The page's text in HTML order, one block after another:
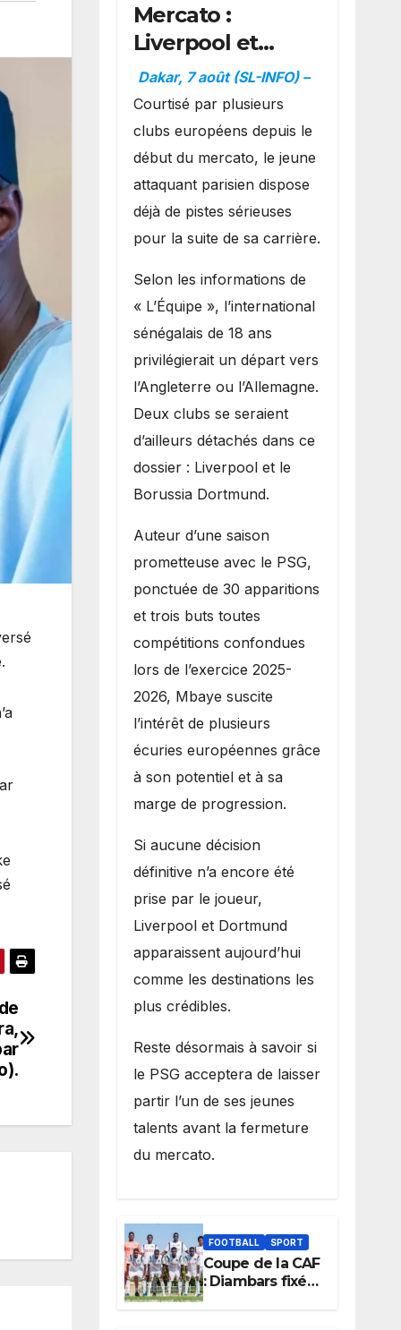
Mercato :
Liverpool et
Dortmund se
positionnent en
favoris pour
recruter Ibrahim
Mbaye
Dakar, 7 août (SL-INFO) –
Courtisé par plusieurs
clubs européens depuis le
début du mercato, le jeune
attaquant parisien dispose
déjà de pistes sérieuses
pour la suite de sa carrière.
Selon les informations de
« L’Équipe », l’international
sénégalais de 18 ans
privilégierait un départ vers
l’Angleterre ou l’Allemagne.
Deux clubs se seraient
d’ailleurs détachés dans ce
dossier : Liverpool et le
Borussia Dortmund.
Auteur d’une saison
prometteuse avec le PSG,
ponctuée de 30 apparitions
et trois buts toutes
compétitions confondues
lors de l’exercice 2025-
2026, Mbaye suscite
l’intérêt de plusieurs
écuries européennes grâce
à son potentiel et à sa
marge de progression.
Si aucune décision
définitive n’a encore été
prise par le joueur,
Liverpool et Dortmund
apparaissent aujourd’hui
comme les destinations les
plus crédibles.
Reste désormais à savoir si
le PSG acceptera de laisser
partir l’un de ses jeunes
talents avant la fermeture
du mercato.
FOOTBALL SPORT
Coupe de la CAF
: Diambars fixé
sur son destin